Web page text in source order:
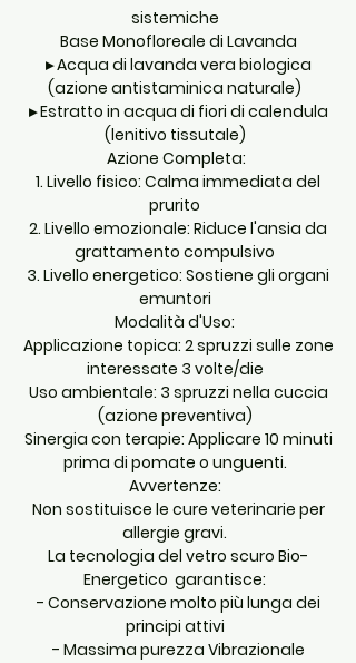
sistemiche
Base Monofloreale di Lavanda
▸ Acqua di lavanda vera biologica
(azione antistaminica naturale)
▸ Estratto in acqua di fiori di calendula
(lenitivo tissutale)
Azione Completa:
1. Livello fisico: Calma immediata del
prurito
2. Livello emozionale: Riduce l'ansia da
grattamento compulsivo
3. Livello energetico: Sostiene gli organi
emuntori
Modalità d'Uso:
Applicazione topica: 2 spruzzi sulle zone
interessate 3 volte/die
Uso ambientale: 3 spruzzi nella cuccia
(azione preventiva)
Sinergia con terapie: Applicare 10 minuti
prima di pomate o unguenti.
Avvertenze:
Non sostituisce le cure veterinarie per
allergie gravi.
La tecnologia del vetro scuro Bio-
Energetico garantisce:
- Conservazione molto più lunga dei
principi attivi
- Massima purezza Vibrazionale